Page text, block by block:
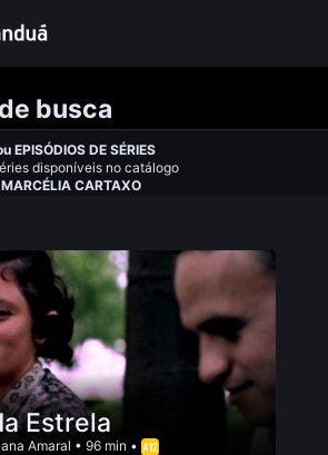
busca
EPISÓDIOS DE SÉRIES
disponíveis no catálogo
CARTAXO
Estrela
Amaral • 96 min •